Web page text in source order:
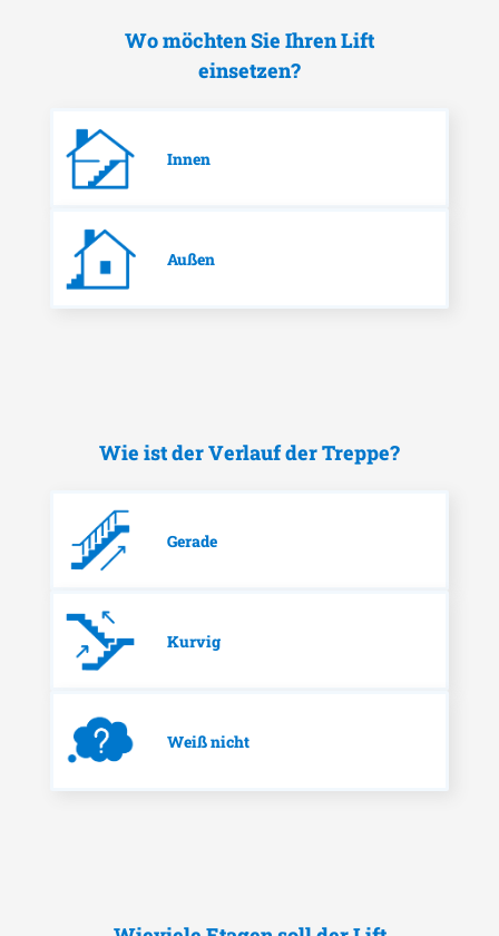
Wo möchten Sie Ihren Lift
einsetzen?
Innen
Außen
Wie ist der Verlauf der Treppe?
Gerade
Kurvig
Weiß nicht